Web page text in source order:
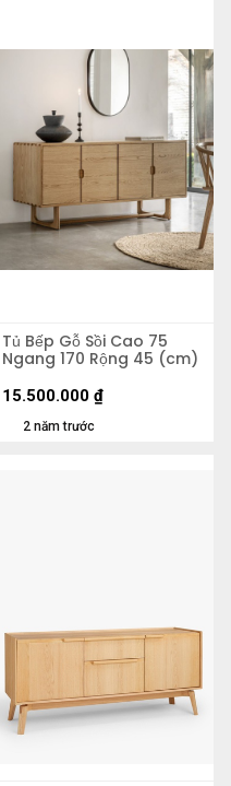
Tủ Bếp Gỗ Sồi Cao 75
Ngang 170 Rộng 45 (cm)
2 năm trước
15.500.000 ₫